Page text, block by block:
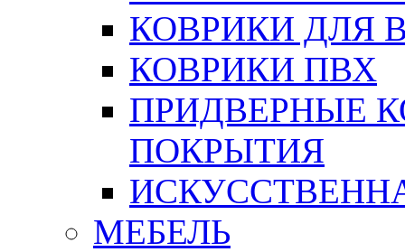
КОВРИКИ ДЛЯ
КОВРИКИ ПВХ
ПРИДВЕРНЫЕ
ПОКРЫТИЯ
МЕБЕЛЬ